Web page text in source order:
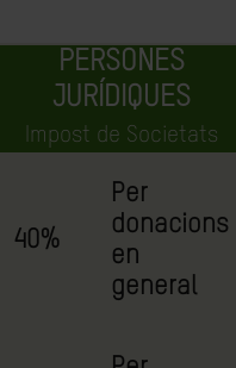
PERSONES
JURÍDIQUES
Impost de Societats
40%
Per
donacions
en
general